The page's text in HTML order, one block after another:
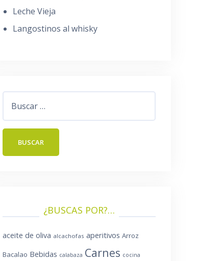
Leche Vieja
Langostinos al whisky
¿BUSCAS POR?…
aceite de oliva alcachofas aperitivos Arroz
Bacalao Bebidas calabaza Carnes cocina